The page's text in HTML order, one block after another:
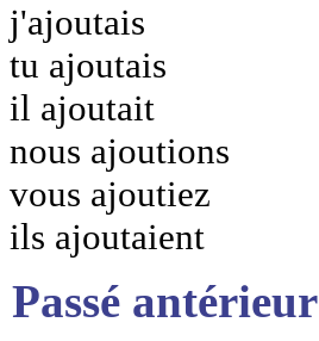
j'ajoutais
tu ajoutais
il ajoutait
nous ajoutions
vous ajoutiez
ils ajoutaient
Passé antérieur